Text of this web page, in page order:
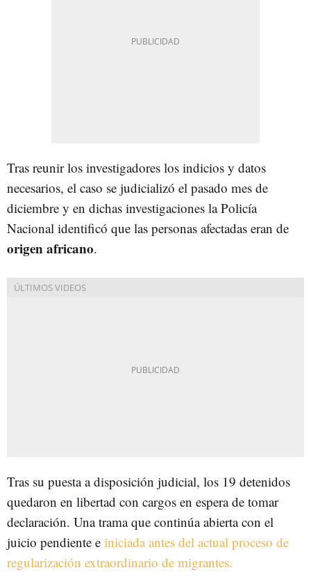
Tras reunir los investigadores los indicios y datos
necesarios, el caso se judicializó el pasado mes de
diciembre y en dichas investigaciones la Policía
Nacional identificó que las personas afectadas eran de
origen africano.
Tras su puesta a disposición judicial, los 19 detenidos
quedaron en libertad con cargos en espera de tomar
declaración. Una trama que continúa abierta con el
juicio pendiente e iniciada antes del actual proceso de
regularización extraordinario de migrantes.